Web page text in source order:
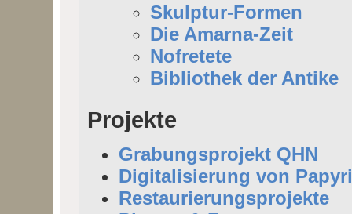
Skulptur-Formen
Die Amarna-Zeit
Nofretete
Bibliothek der Antike
Projekte
Grabungsprojekt QHN
Digitalisierung von
Restaurierungsprojekte